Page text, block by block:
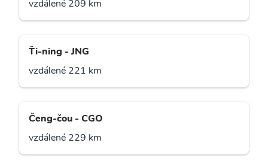
vzdálené 209 km
Ťi-ning - JNG
vzdálené 221 km
Čeng-čou - CGO
vzdálené 229 km